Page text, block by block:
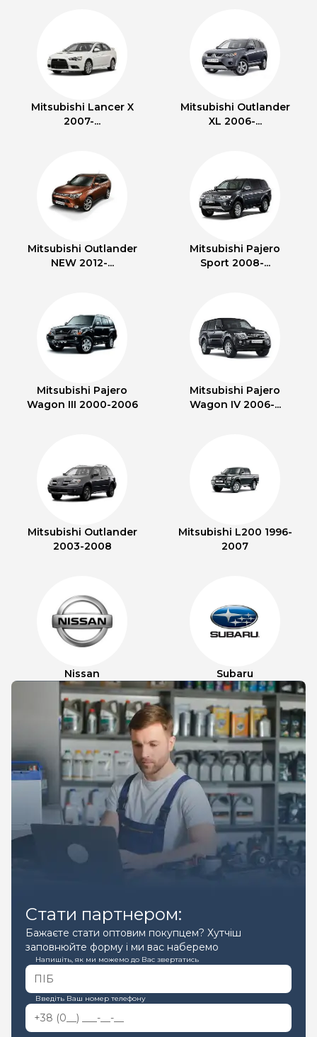
Mitsubishi Lancer X
2007-...
Mitsubishi Outlander
XL 2006-...
Mitsubishi Outlander
NEW 2012-...
Mitsubishi Pajero
Sport 2008-...
Mitsubishi Pajero
Wagon III 2000-2006
Mitsubishi Pajero
Wagon IV 2006-...
Mitsubishi Outlander
2003-2008
Mitsubishi L200 1996-
2007
Nissan Subaru
Стати партнером:
Бажаєте стати оптовим покупцем? Хутчіш
заповнюйте форму і ми вас наберемо
Напишіть, як ми можемо до Вас звертатись
Введіть Ваш номер телефону